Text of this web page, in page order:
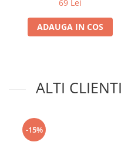
69 Lei
ADAUGA IN COS
ALTI
-15%